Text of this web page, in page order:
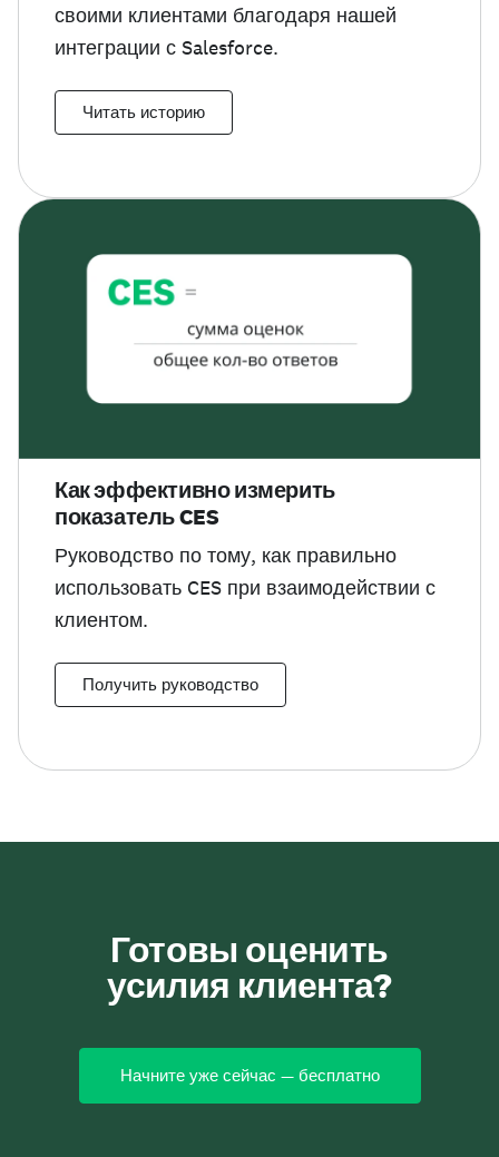
своими клиентами благодаря нашей
интеграции с Salesforce.
Читать историю
Как эффективно измерить
показатель CES
Руководство по тому, как правильно
использовать CES при взаимодействии с
клиентом.
Получить руководство
Готовы оценить
усилия клиента?
Начните уже сейчас — бесплатно